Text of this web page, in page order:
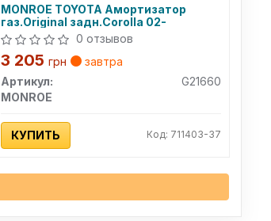
MONROE TOYOTA Амортизатор
газ.Original задн.Corolla 02-
0 отзывов
3 205грн
завтра
Артикул:
G21660
MONROE
КУПИТЬ Код: 711403-37